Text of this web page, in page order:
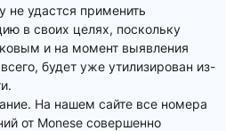
не удастся применить
в своих целях, поскольку
и на момент выявления
будет уже утилизирован из-
На нашем сайте все номера
от Monese совершенно